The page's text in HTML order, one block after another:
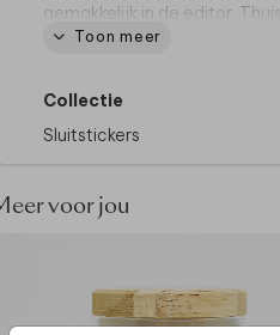
gemakkelijk in de editor.
op een leuk item zoals een
• 25 stickers per vel.
• Materiaal: glanzend wit
Mocht je er niet uitkomen,
Toon meer
Collectie
Sluitstickers
voor jou